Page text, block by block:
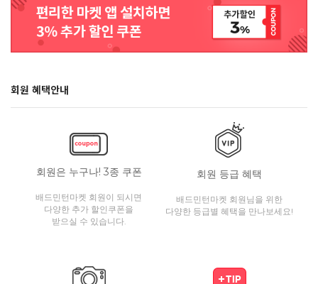
회원 혜택안내
회원은 누구나! 3종 쿠폰
배드민턴마켓 회원이 되시면
다양한 추가 할인쿠폰을
받으실 수 있습니다.
회원 등급 혜택
배드민턴마켓 회원님을 위한
다양한 등급별 혜택을 만나보세요!